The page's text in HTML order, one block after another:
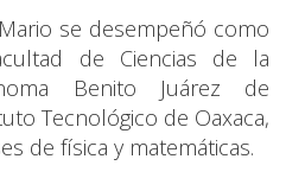
se desempeñó como
de Ciencias de la
Benito Juárez de
Tecnológico de Oaxaca,
de física y matemáticas.